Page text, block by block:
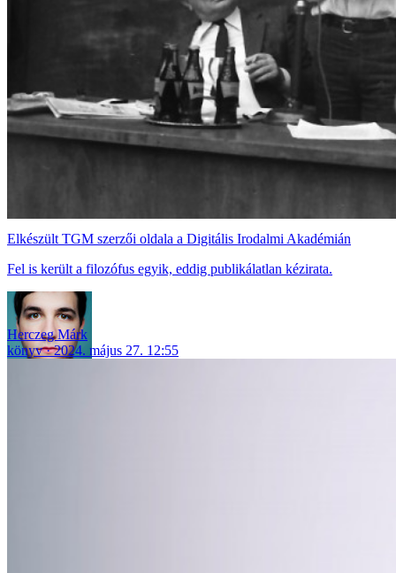
Elkészült TGM szerzői oldala a Digitális Irodalmi Akadémián
Fel is került a filozófus egyik, eddig publikálatlan kézirata.
Herczeg Márk
könyv
2024. május 27. 12:55